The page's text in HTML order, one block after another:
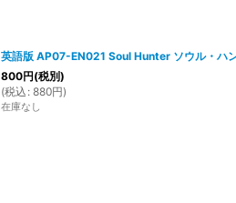
英語版 AP07-EN021 Soul Hunter ソウル・ハ
800円(税別)
(税込 : 880円)
在庫なし